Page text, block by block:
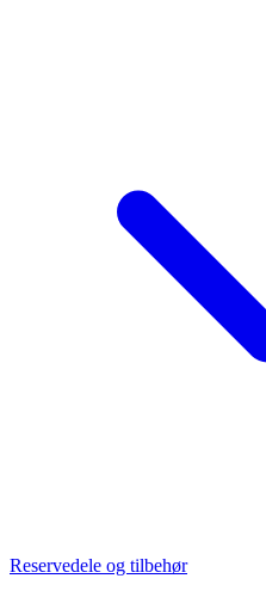
Reservedele og tilbehør